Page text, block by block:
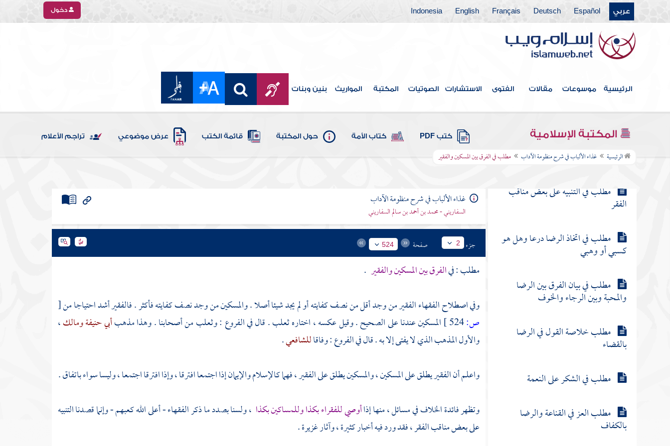
عربي Español
Deutsch
Français
English
Indonesia دخول
الرئيسية موسوعات مقالات الفتوى الاستشارات الصوتيات المكتبة المواريث بنين وبنات
المكتبة الإسلامية كتب PDF كتاب الأمة حول المكتبة قائمة الكتب عرض موضوعي تراجم الأعلام
الرئيسية غذاء الألباب في شرح منظومة الآداب مطلب في الفرق بين المسكين والفقير
مطلب في الحث على طلب العلم
مطلب في النهي عن طلب العلم
للرياء وإخلاص النية فيه لله تعالى
مطلب في الحث على العمل بالعلم
مطلب في الفرق بين المسكين والفقير
مطلب في التنبيه على بعض مناقب
الفقر
مطلب في اتخاذ الرضا درعا وهل هو
كسبي أو وهبي
مطلب في بيان الفرق بين الرضا
والمحبة وبين الرجاء والخوف
مطلب خلاصة القول في الرضا
بالقضاء
مطلب في الشكر على النعمة
مطلب العز في القناعة والرضا
بالكفاف
غذاء الألباب في شرح منظومة الآداب
السفاريني - محمد بن أحمد بن سالم السفاريني
جزء 2 صفحة 524
مطلب : فيالفرق بين المسكين والفقير .
وفي اصطلاح الفقهاء الفقير من وجد أقل من نصف كفايته أو لم يجد شيئا أصلا . والمسكين من وجد نصف كفايته فأكثر . فالفقير أشد احتياجا من[
ص:
المسكين عندنا على الصحيح . وقيل عكسه ، اختارهثعلب. قال في الفروع :وثعلبمن أصحابنا . وهذا مذهبأبي حنيفةومالك،
والأول المذهب الذي لا يفتى إلا به . قال في الفروع : وفاقاللشافعي.
واعلم أن الفقير يطلق على المسكين ، والمسكين يطلق على الفقير ، فهما كالإسلام والإيمان إذا اجتمعا افترقا ، وإذا افترقا اجتمعا ، وليسا سواء باتفاق .
وتظهر فائدة الخلاف في مسائل ، منها إذاأوصي للفقراء بكذا وللمساكين بكذا ، ولسنا بصدد ما ذكر الفقهاء - أعلى الله كعبهم - وإنما قصدنا التنبيه
على بعض مناقب الفقر ، فقد ورد فيه أخبار كثيرة ، وآثار غزيرة .